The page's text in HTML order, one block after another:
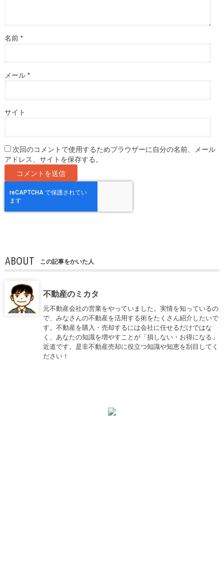
名前 *
メール *
サイト
次回のコメントで使用するためブラウザーに自分の名前、メール
アドレス、サイトを保存する。
ABOUT この記事をかいた人
不動産のミカタ
元不動産会社の営業をやっていました。実情を知っているの
で、みなさんの不動産を活用する術をたくさん紹介したいで
す。不動産を購入・売却するには会社に任せるだけではな
く、あなたの知識を増やすことが「損しない・お得になる」
近道です。是非不動産売却に役立つ知識や知恵を刮目してく
ださい！